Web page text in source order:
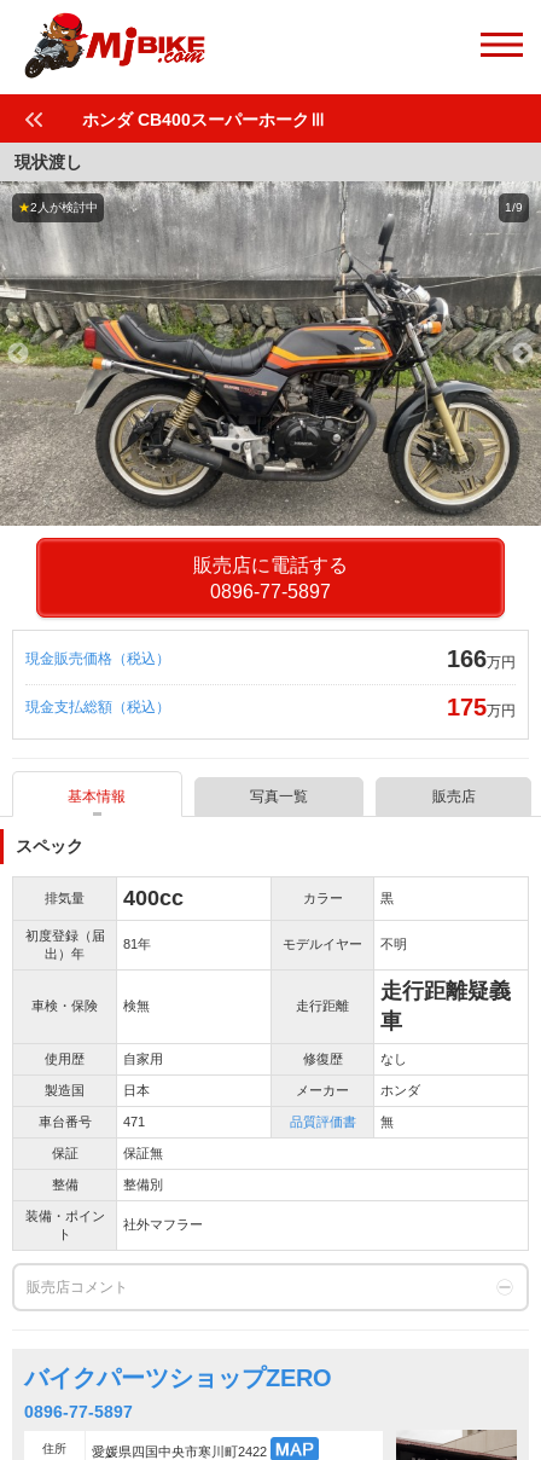
ホンダ CB400スーパーホークⅢ
現状渡し
1/9
★2人が検討中
販売店に電話する
0896-77-5897
現金販売価格（税込） 166万円
現金支払総額（税込） 175万円
基本情報 写真一覧 販売店
スペック
排気量 400cc カラー 黒
初度登録（届
出）年
81年 モデルイヤー 不明
車検・保険 検無 走行距離
走行距離疑義
車
使用歴 自家用 修復歴 なし
製造国 日本 メーカー ホンダ
車台番号 471 品質評価書 無
保証 保証無
整備 整備別
装備・ポイン
ト
社外マフラー
販売店コメント
バイクパーツショップZERO
0896-77-5897
住所 愛媛県四国中央市寒川町2422